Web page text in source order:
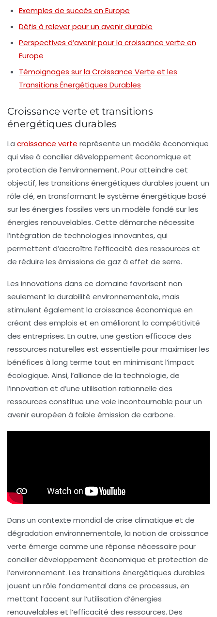
Exemples de succès en Europe
Défis à relever pour un avenir durable
Perspectives d’avenir pour la croissance verte en
Europe
Témoignages sur la Croissance Verte et les
Transitions Énergétiques Durables
Croissance verte et transitions
énergétiques durables
La croissance verte représente un modèle économique
qui vise à concilierdéveloppement économique et
protection de l’environnement. Pour atteindre cet
objectif, les transitions énergétiques durables jouent un
rôle clé, en transformant le système énergétique basé
sur les énergies fossiles vers un modèle fondé sur les
énergies renouvelables. Cette démarche nécessite
l’intégration de technologies innovantes, qui
permettent d’accroître l’efficacité des ressources et
de réduire les émissions de gaz à effet de serre.
Les innovations dans ce domaine favorisent non
seulement la durabilité environnementale, mais
stimulent également la croissance économique en
créant des emplois et en améliorant la compétitivité
des entreprises. En outre, une gestion efficace des
ressources naturelles est essentielle pour maximiser les
bénéfices à long terme tout en minimisant l’impact
écologique. Ainsi, l’alliance de la technologie, de
l’innovation et d’une utilisation rationnelle des
ressources constitue une voie incontournable pour un
avenir européen à faible émission de carbone.
Dans un contexte mondial de crise climatique et de
dégradation environnementale, la notion de croissance
verte émerge comme une réponse nécessaire pour
concilier développement économique et protection de
l’environnement. Les transitions énergétiques durables
jouent un rôle fondamental dans ce processus, en
mettant l’accent sur l’utilisation d’énergies
renouvelables et l’efficacité des ressources. Des